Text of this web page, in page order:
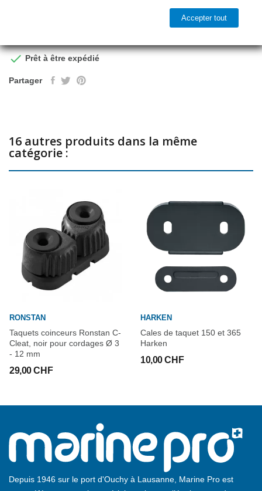
 Prêt à être expédié
Partager
16 autres produits dans la même
catégorie :
RONSTAN
Taquets coinceurs Ronstan C-
Cleat, noir pour cordages Ø 3
- 12 mm
29,00 CHF
HARKEN
Cales de taquet 150 et 365
Harken
10,00 CHF
Depuis 1946 sur le port d'Ouchy à Lausanne, Marine Pro est
Accepter tout